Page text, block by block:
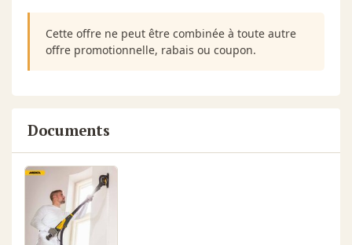
Cette offre ne peut être combinée à toute autre
offre promotionnelle, rabais ou coupon.
Documents